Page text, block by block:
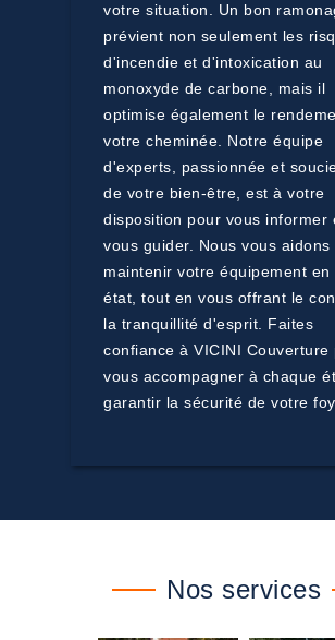
votre situation. Un bon
prévient non seulement les
d'incendie et d'intoxication au
monoxyde de carbone, mais il
optimise également le
votre cheminée. Notre équipe
d'experts, passionnée et
de votre bien-être, est à votre
disposition pour vous informer
vous guider. Nous vous aidons
maintenir votre équipement en
état, tout en vous offrant le
la tranquillité d'esprit. Faites
confiance à VICINI Couverture
vous accompagner à chaque
garantir la sécurité de votre
Nos services